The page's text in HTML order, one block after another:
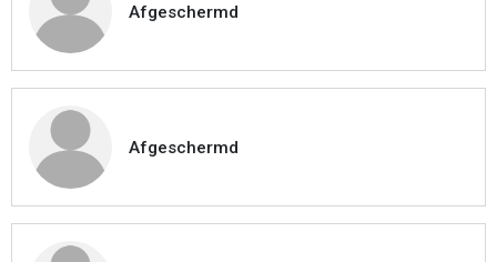
Afgeschermd
Afgeschermd